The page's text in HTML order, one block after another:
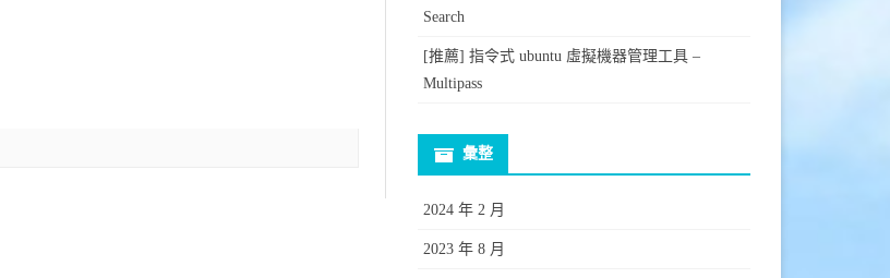
Search
[推薦] 指令式 ubuntu 虛擬機器管理工具 –
Multipass
彙整
2024 年 2 月
2023 年 8 月